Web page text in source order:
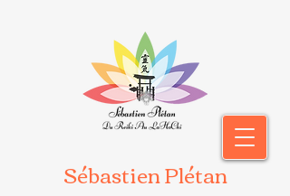
Sébastien Plétan